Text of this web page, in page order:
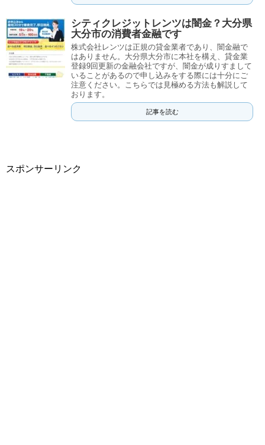
シティクレジットレンツは闇金？大分県
大分市の消費者金融です
株式会社レンツは正規の貸金業者であり、闇金融で
はありません。大分県大分市に本社を構え、貸金業
登録9回更新の金融会社ですが、闇金が成りすまして
いることがあるので申し込みをする際には十分にご
注意ください。こちらでは見極める方法も解説して
おります。
記事を読む
スポンサーリンク